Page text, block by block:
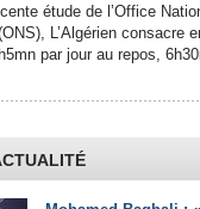
étude de l’Office
L’Algérien consacre
par jour au repos,